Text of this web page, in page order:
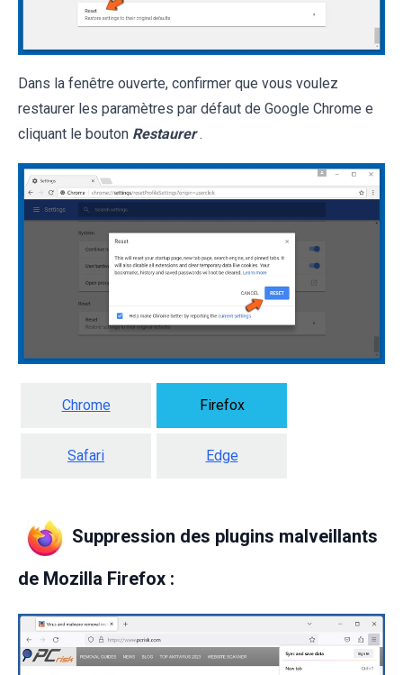
Dans la fenêtre ouverte, confirmer que vous voulez
restaurer les paramètres par défaut de Google Chrome e
cliquant le bouton Restaurer .
Chrome Firefox
Safari Edge
Suppression des plugins malveillants
de Mozilla Firefox :